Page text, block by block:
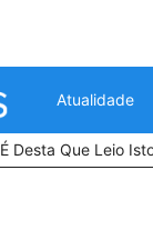
Atualidade
É Desta Que Leio